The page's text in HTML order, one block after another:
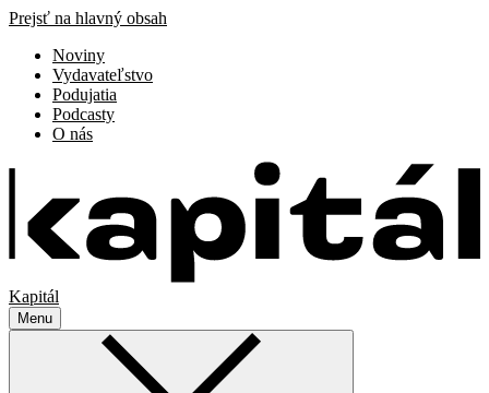
Prejsť na hlavný obsah
Noviny
Vydavateľstvo
Podujatia
Podcasty
O nás
Kapitál
Menu